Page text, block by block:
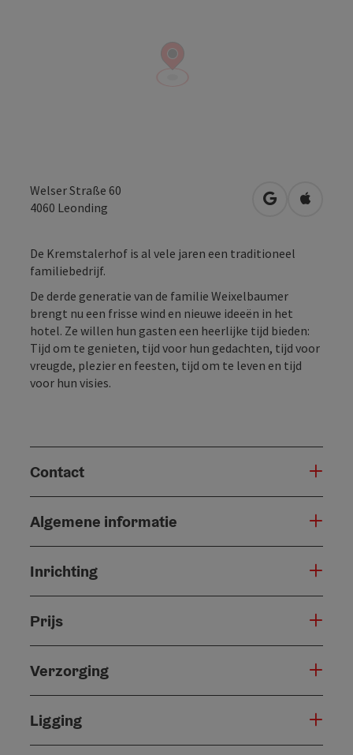
Welser Straße 60
4060 Leonding Openen in
De Kremstalerhof is al vele jaren een traditioneel
familiebedrijf.
De derde generatie van de familie Weixelbaumer
brengt nu een frisse wind en nieuwe ideeën in het
hotel. Ze willen hun gasten een heerlijke tijd bieden:
Tijd om te genieten, tijd voor hun gedachten, tijd voor
vreugde, plezier en feesten, tijd om te leven en tijd
voor hun visies.
Contact
Algemene informatie
Inrichting
Prijs
Verzorging
Ligging